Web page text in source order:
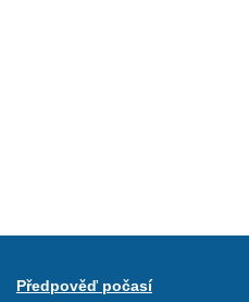
Předpověď počasí